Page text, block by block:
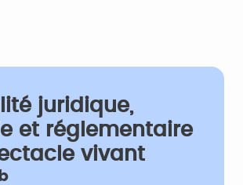
juridique,
et réglementaire
vivant